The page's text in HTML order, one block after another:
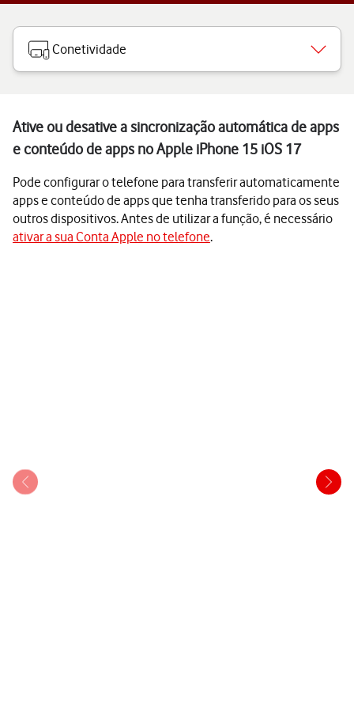
Conetividade
Ative ou desative a sincronização automática de apps
e conteúdo de apps no Apple iPhone 15 iOS 17
Pode configurar o telefone para transferir automaticamente
apps e conteúdo de apps que tenha transferido para os seus
outros dispositivos. Antes de utilizar a função, é necessário
ativar a sua Conta Apple no telefone.